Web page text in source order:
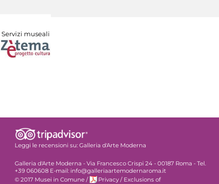
Servizi museali
Leggi le recensioni su: Galleria d'Arte Moderna
Galleria d'Arte Moderna - Via Francesco Crispi 24 - 00187 Roma - Tel.
+39 060608 E-mail: info@galleriaartemodernaroma.it
© 2017 Musei in Comune / Privacy / Exclusions of